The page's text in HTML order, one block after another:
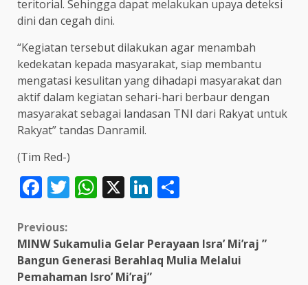
teritorial. Sehingga dapat melakukan upaya deteksi
dini dan cegah dini.
“Kegiatan tersebut dilakukan agar menambah
kedekatan kepada masyarakat, siap membantu
mengatasi kesulitan yang dihadapi masyarakat dan
aktif dalam kegiatan sehari-hari berbaur dengan
masyarakat sebagai landasan TNI dari Rakyat untuk
Rakyat” tandas Danramil.
(Tim Red-)
Facebook
Twitter
WhatsApp
X LinkedIn
Continue
Reading
Previous:
MINW Sukamulia Gelar Perayaan Isra’ Mi’raj ”
Bangun Generasi Berahlaq Mulia Melalui
Pemahaman Isro’ Mi’raj”